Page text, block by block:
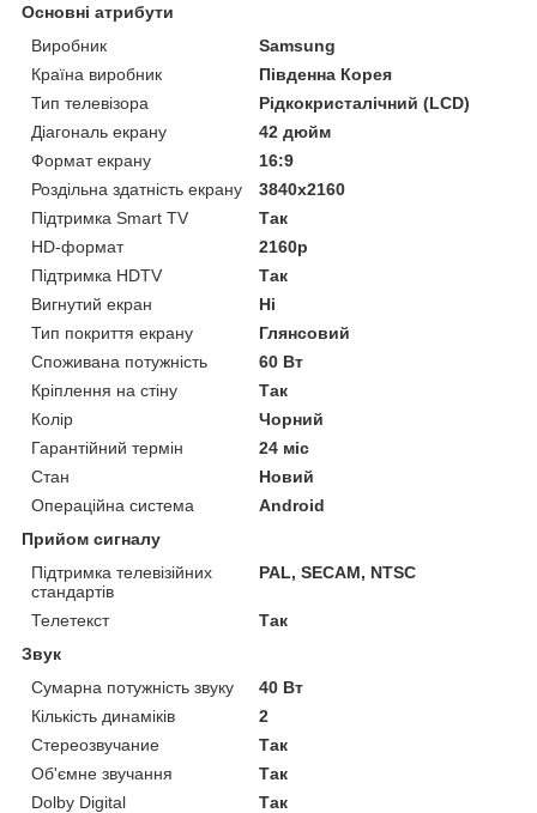
Основні атрибути
Виробник
Samsung
Країна виробник
Південна Корея
Тип телевізора
Рідкокристалічний (LCD)
Діагональ екрану
42 дюйм
Формат екрану
16:9
Роздільна здатність екрану
3840x2160
Підтримка Smart TV
Так
HD-формат
2160p
Підтримка HDTV
Так
Вигнутий екран
Ні
Тип покриття екрану
Глянсовий
Споживана потужність
60 Вт
Кріплення на стіну
Так
Колір
Чорний
Гарантійний термін
24 міс
Стан
Новий
Операційна система
Android
Прийом сигналу
Підтримка телевізійних
стандартів
PAL, SECAM, NTSC
Телетекст
Так
Звук
Сумарна потужність звуку
40 Вт
Кількість динаміків
2
Стереозвучание
Так
Об'ємне звучання
Так
Dolby Digital
Так